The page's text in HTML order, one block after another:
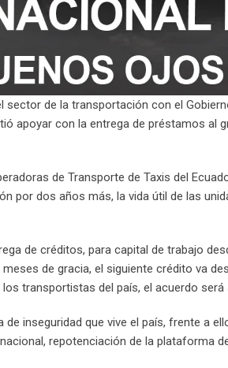
sector de la transportación con el
apoyar con la entrega de préstamos al
de Transporte de Taxis del
por dos años más, la vida útil de las
de créditos, para capital de trabajo
de gracia, el siguiente crédito va
transportistas del país, el acuerdo
inseguridad que vive el país, frente a
repotenciación de la plataforma